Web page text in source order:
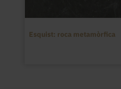
Esquist: roca metamòrfica